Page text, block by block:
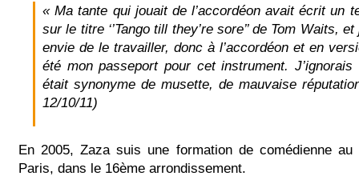
« Ma tante qui jouait de l’accordéon avait écrit un
sur le titre ‘’Tango till they’re sore’’ de Tom Waits, et
envie de le travailler, donc à l’accordéon et en
été mon passeport pour cet instrument. J’ignorais
était synonyme de musette, de mauvaise
12/10/11)
En 2005, Zaza suis une formation de comédienne au
Paris, dans le 16ème arrondissement.